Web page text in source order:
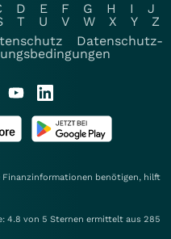
D E F G H I
J
T U V W X Y
Z
Datenschutz-
Finanzinformationen benötigen, hilft
4.8 von 5 Sternen ermittelt aus 285